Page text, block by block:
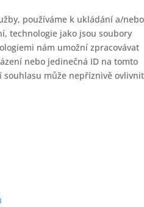
používáme k ukládání a/nebo
technologie jako jsou soubory
nám umožní zpracovávat
nebo jedinečná ID na tomto
souhlasu může nepříznivě ovlivnit